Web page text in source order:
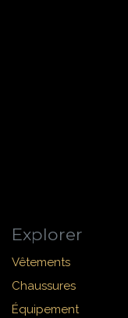
Explorer
Vêtements
Chaussures
Équipement